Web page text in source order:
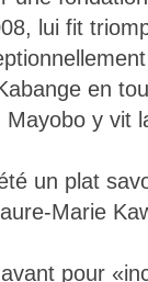
lui fit
en
y vit
un plat
Marie
pour